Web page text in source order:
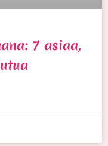
7 asiaa,